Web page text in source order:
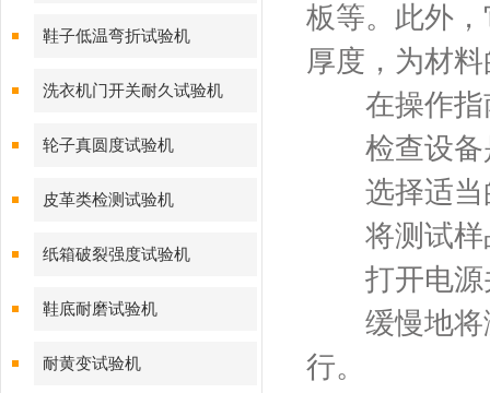
鞋子低温弯折试验机
洗衣机门开关耐久试验机
轮子真圆度试验机
皮革类检测试验机
纸箱破裂强度试验机
鞋底耐磨试验机
耐黄变试验机
板等。此外
厚度，为材
在操作指南
检查设备是
选择适当的
将测试样品
打开电源并
缓慢地将测
行。